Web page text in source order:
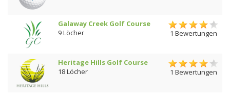
Galaway Creek Golf Course
9 Löcher
1 Bewertungen
Heritage Hills Golf Course
18 Löcher
1 Bewertungen